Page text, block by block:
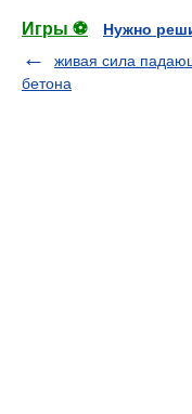
Игры ⚽
Нужно
живая сила
бетона